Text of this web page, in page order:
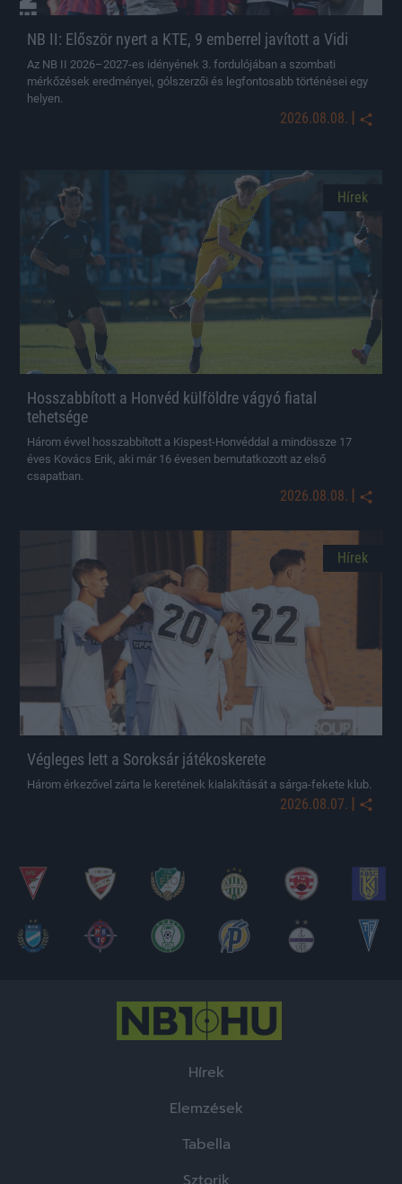
NB II: Először nyert a KTE, 9 emberrel javított a Vidi
Az NB II 2026–2027-es idényének 3. fordulójában a szombati
mérkőzések eredményei, gólszerzői és legfontosabb történései egy
helyen.
2026.08.08. |
Hírek
Hosszabbított a Honvéd külföldre vágyó fiatal
tehetsége
Három évvel hosszabbított a Kispest-Honvéddal a mindössze 17
éves Kovács Erik, aki már 16 évesen bemutatkozott az első
csapatban.
2026.08.08. |
Hírek
Végleges lett a Soroksár játékoskerete
Három érkezővel zárta le keretének kialakítását a sárga-fekete klub.
2026.08.07. |
Hírek
Elemzések
Tabella